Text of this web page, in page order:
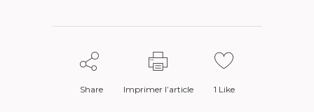
Share Imprimer l’article 1 Like